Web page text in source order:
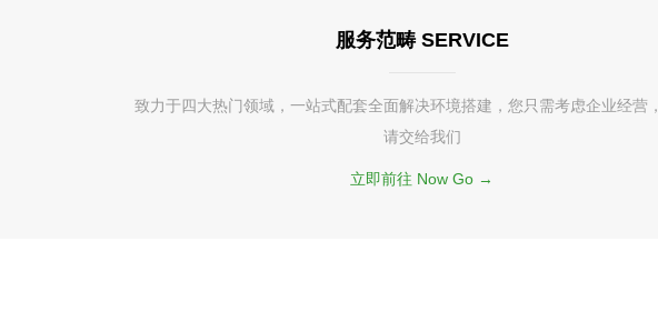
服务范畴 SERVICE
致力于四大热门领域，一站式配套全面解决环境搭建，您只需考虑企业经营
请交给我们
立即前往 Now Go →